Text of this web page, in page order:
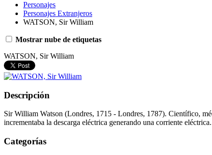
Personajes
Personajes Extranjeros
WATSON, Sir William
Mostrar nube de etiquetas
WATSON, Sir William
Descripción
Sir William Watson (Londres, 1715 - Londres, 1787). Científico,
incrementaba la descarga eléctrica generando una corriente
Categorías